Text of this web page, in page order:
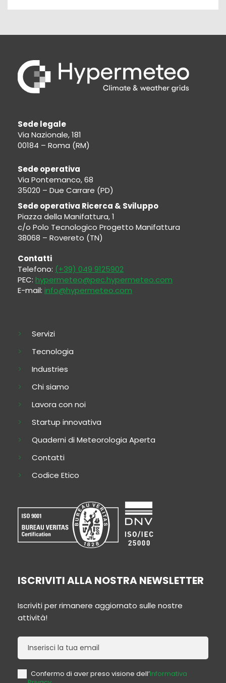
Sede legale
Via Nazionale, 181
00184 – Roma (RM)
Sede operativa
Via Pontemanco, 68
35020 – Due Carrare (PD)
Sede operativa Ricerca & Sviluppo
Piazza della Manifattura, 1
c/o Polo Tecnologico Progetto Manifattura
38068 – Rovereto (TN)
Contatti
Telefono: (+39) 049 9125902
PEC: hypermeteo@pec.hypermeteo.com
E-mail: info@hypermeteo.com
Servizi
Tecnologia
Industries
Chi siamo
Lavora con noi
Startup innovativa
Quaderni di Meteorologia Aperta
Contatti
Codice Etico
ISCRIVITI ALLA NOSTRA NEWSLETTER
Iscriviti per rimanere aggiornato sulle nostre
attività!
Newsletter
Confermo di aver preso visione dell’Informativa